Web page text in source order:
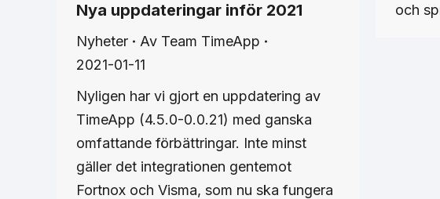
och
Nya uppdateringar inför 2021
Nyheter Av Team TimeApp
2021-01-11
Nyligen har vi gjort en uppdatering av
TimeApp (4.5.0-0.0.21) med ganska
omfattande förbättringar. Inte minst
gäller det integrationen gentemot
Fortnox och Visma, som nu ska fungera